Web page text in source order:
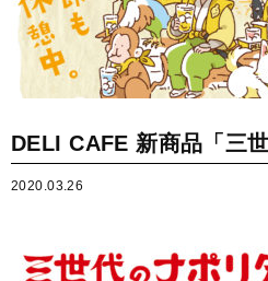
DELI CAFE 新商品「三
2020.03.26